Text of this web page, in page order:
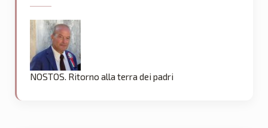
NOSTOS. Ritorno alla terra dei padri